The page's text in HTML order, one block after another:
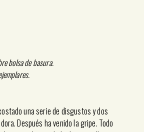
bolsa de basura.
una serie de disgustos y dos
Después ha venido la gripe. Todo